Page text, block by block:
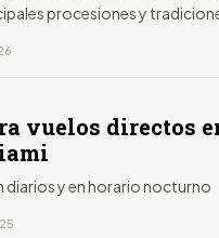
procesiones y
vuelos directos
diarios y en horario nocturno